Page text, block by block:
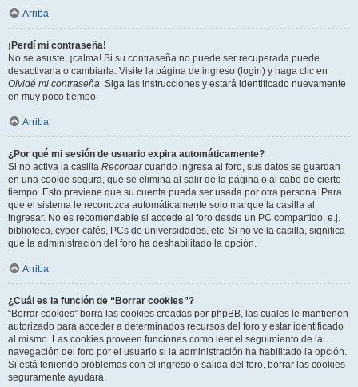
Arriba
¡Perdí mi contraseña!
No se asuste, ¡calma! Si su contraseña no puede ser recuperada puede
desactivarla o cambiarla. Visite la página de ingreso (login) y haga clic en
Olvidé mi contraseña. Siga las instrucciones y estará identificado nuevamente
en muy poco tiempo.
Arriba
¿Por qué mi sesión de usuario expira automáticamente?
Si no activa la casilla Recordarcuando ingresa al foro, sus datos se guardan
en una cookie segura, que se elimina al salir de la página o al cabo de cierto
tiempo. Esto previene que su cuenta pueda ser usada por otra persona. Para
que el sistema le reconozca automáticamente solo marque la casilla al
ingresar. No es recomendable si accede al foro desde un PC compartido, e.j.
biblioteca, cyber-cafés, PCs de universidades, etc. Si no ve la casilla, significa
que la administración del foro ha deshabilitado la opción.
Arriba
¿Cuál es la función de “Borrar cookies”?
“Borrar cookies” borra las cookies creadas por phpBB, las cuales le mantienen
autorizado para acceder a determinados recursos del foro y estar identificado
al mismo. Las cookies proveen funciones como leer el seguimiento de la
navegación del foro por el usuario si la administración ha habilitado la opción.
Si está teniendo problemas con el ingreso o salida del foro, borrar las cookies
seguramente ayudará.